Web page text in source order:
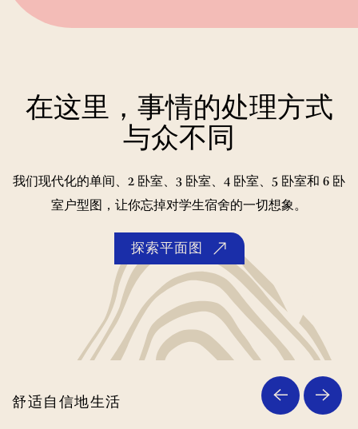
在这里，事情的处理方式
与众不同
我们现代化的单间、2 卧室、3 卧室、4 卧室、5 卧室和 6 卧
室户型图，让你忘掉对学生宿舍的一切想象。
探索平面图
舒适自信地生活